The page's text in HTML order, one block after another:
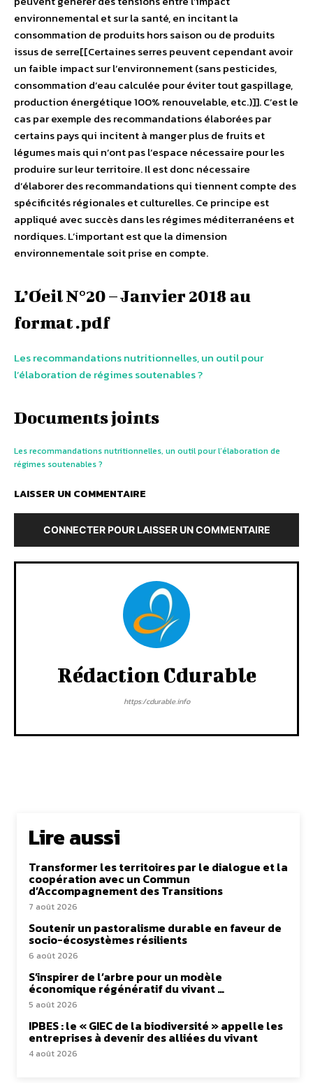
environnemental et sur la santé, en incitant la
consommation de produits hors saison ou de produits
issus de serre[[Certaines serres peuvent cependant avoir
un faible impact sur l’environnement (sans pesticides,
consommation d’eau calculée pour éviter tout gaspillage,
production énergétique 100% renouvelable, etc.)]]. C’est le
cas par exemple des recommandations élaborées par
certains pays qui incitent à manger plus de fruits et
légumes mais qui n’ont pas l’espace nécessaire pour les
produire sur leur territoire. Il est donc nécessaire
d’élaborer des recommandations qui tiennent compte des
spécificités régionales et culturelles. Ce principe est
appliqué avec succès dans les régimes méditerranéens et
nordiques. L’important est que la dimension
environnementale soit prise en compte.
L’Oeil N°20 – Janvier 2018 au
format .pdf
Les recommandations nutritionnelles, un outil pour
l’élaboration de régimes soutenables ?
Documents joints
Les recommandations nutritionnelles, un outil pour l’élaboration de
régimes soutenables ?
LAISSER UN COMMENTAIRE
CONNECTER POUR LAISSER UN COMMENTAIRE
Rédaction Cdurable
https:/cdurable.info
Lire aussi
Transformer les territoires par le dialogue et la
coopération avec un Commun
d’Accompagnement des Transitions
7 août 2026
Soutenir un pastoralisme durable en faveur de
socio-écosystèmes résilients
6 août 2026
S’inspirer de l’arbre pour un modèle
économique régénératif du vivant …
5 août 2026
IPBES : le « GIEC de la biodiversité » appelle les
entreprises à devenir des alliées du vivant
4 août 2026